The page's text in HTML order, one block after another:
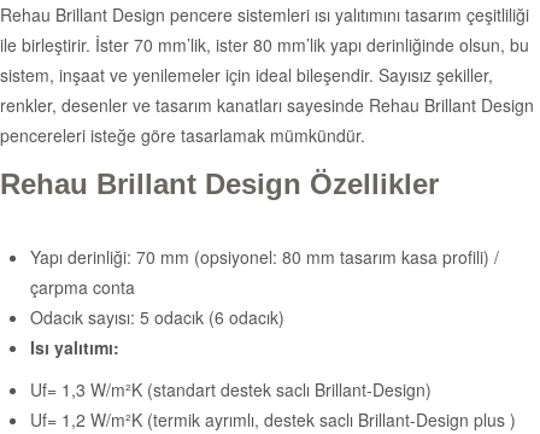
Rehau Brillant Design pencere sistemleri ısı yalıtımını tasarım çeşitliliği
ile birleştirir. İster 70 mm’lik, ister 80 mm’lik yapı derinliğinde olsun, bu
sistem, inşaat ve yenilemeler için ideal bileşendir. Sayısız şekiller,
renkler, desenler ve tasarım kanatları sayesinde Rehau Brillant Design
pencereleri isteğe göre tasarlamak mümkündür.
Rehau Brillant Design Özellikler
Yapı derinliği: 70 mm (opsiyonel: 80 mm tasarım kasa profili) /
çarpma conta
Odacık sayısı: 5 odacık (6 odacık)
Isı yalıtımı:
Uf= 1,3 W/m²K (standart destek saclı Brillant-Design)
Uf= 1,2 W/m²K (termik ayrımlı, destek saclı Brillant-Design plus )